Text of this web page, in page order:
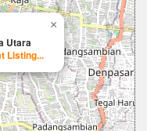
Utara
Listing...
×